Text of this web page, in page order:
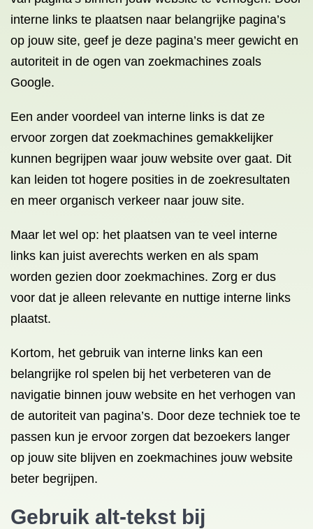
interne links te plaatsen naar belangrijke pagina’s
op jouw site, geef je deze pagina’s meer gewicht en
autoriteit in de ogen van zoekmachines zoals
Google.
Een ander voordeel van interne links is dat ze
ervoor zorgen dat zoekmachines gemakkelijker
kunnen begrijpen waar jouw website over gaat. Dit
kan leiden tot hogere posities in de zoekresultaten
en meer organisch verkeer naar jouw site.
Maar let wel op: het plaatsen van te veel interne
links kan juist averechts werken en als spam
worden gezien door zoekmachines. Zorg er dus
voor dat je alleen relevante en nuttige interne links
plaatst.
Kortom, het gebruik van interne links kan een
belangrijke rol spelen bij het verbeteren van de
navigatie binnen jouw website en het verhogen van
de autoriteit van pagina’s. Door deze techniek toe te
passen kun je ervoor zorgen dat bezoekers langer
op jouw site blijven en zoekmachines jouw website
beter begrijpen.
Gebruik alt-tekst bij